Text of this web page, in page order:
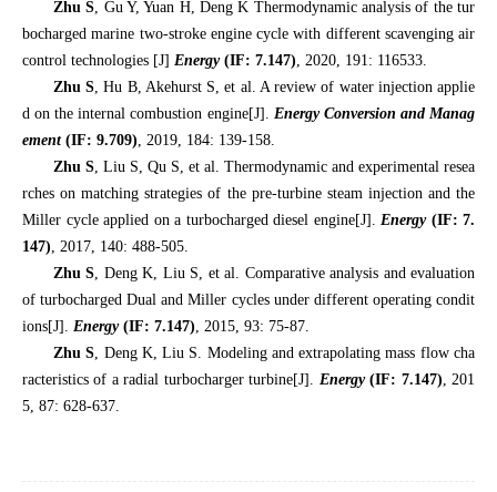
Zhu S , Gu Y, Yuan H, Deng K Thermodynamic analysis of the tur
bocharged marine two-stroke engine cycle with different scavenging air
control technologies [J] Energy (IF: 7.147) , 2020, 191: 116533.
Zhu S , Hu B, Akehurst S, et al. A review of water injection applie
d on the internal combustion engine[J]. Energy Conversion and Manag
ement (IF: 9.709) , 2019, 184: 139-158.
Zhu S , Liu S, Qu S, et al. Thermodynamic and experimental resea
rches on matching strategies of the pre-turbine steam injection and the
Miller cycle applied on a turbocharged diesel engine[J]. Energy (IF: 7.
147) , 2017, 140: 488-505.
Zhu S , Deng K, Liu S, et al. Comparative analysis and evaluation
of turbocharged Dual and Miller cycles under different operating condit
ions[J]. Energy (IF: 7.147) , 2015, 93: 75-87.
Zhu S , Deng K, Liu S.
Modeling and extrapolating mass flow cha
racteristics of a radial turbocharger turbine[J]. Energy(IF: 7.147) , 201
5, 87: 628-637.